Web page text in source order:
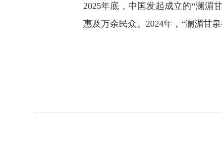
2025年底，中国发起成立的“澜湄
惠及万余民众。2024年，“澜湄甘